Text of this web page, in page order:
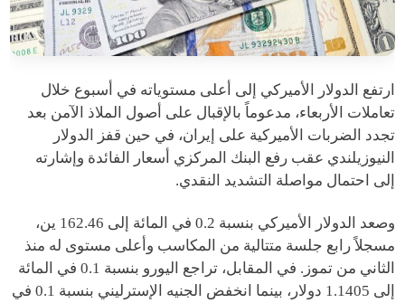
ارتفع الدولار الأميركي إلى أعلى مستوياته في أسبوع خلال
تعاملات الأربعاء، مدعوماً بالإقبال على أصول الملاذ الآمن بعد
تجدد الضربات الأميركية على إيران، في حين قفز الدولار
النيوزيلندي عقب رفع البنك المركزي أسعار الفائدة وإشارته
إلى احتمال مواصلة التشديد النقدي.
وصعد الدولار الأميركي بنسبة 0.2 في المائة إلى 162.46 ين،
مسجلاً رابع جلسة متتالية من المكاسب وأعلى مستوى له منذ
الثاني من تموز. في المقابل، تراجع اليورو بنسبة 0.1 في المائة
إلى 1.1405 دولار، بينما انخفض الجنيه الإسترليني بنسبة 0.1 في